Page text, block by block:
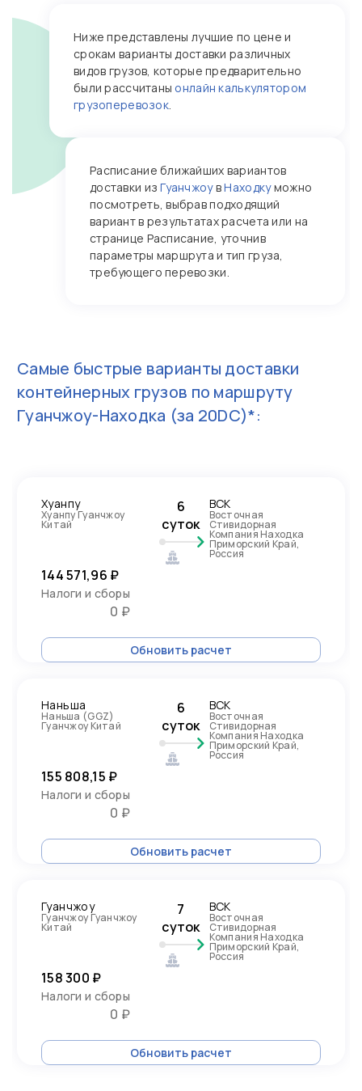
Ниже представлены лучшие по цене и
срокам варианты доставки различных
видов грузов, которые предварительно
были рассчитаны онлайн калькулятором
грузоперевозок.
Расписание ближайших вариантов
доставки изГуанчжоувНаходкуможно
посмотреть, выбрав подходящий
вариант в результатах расчета или на
странице Расписание, уточнив
параметры маршрута и тип груза,
требующего перевозки.
Самые быстрые варианты доставки
контейнерных грузов по маршруту
Гуанчжоу-Находка (за 20DC)*:
Хуанпу
Хуанпу Гуанчжоу
Китай
6
суток
ВСК
Восточная
Стивидорная
Компания Находка
Приморский Край,
Россия
144 571,96 ₽
Налоги и сборы
0 ₽
Обновить расчет
Наньша
Наньша (GGZ)
Гуанчжоу Китай
6
суток
ВСК
Восточная
Стивидорная
Компания Находка
Приморский Край,
Россия
155 808,15 ₽
Налоги и сборы
0 ₽
Обновить расчет
Гуанчжоу
Гуанчжоу Гуанчжоу
Китай
7
суток
ВСК
Восточная
Стивидорная
Компания Находка
Приморский Край,
Россия
158 300 ₽
Налоги и сборы
0 ₽
Обновить расчет